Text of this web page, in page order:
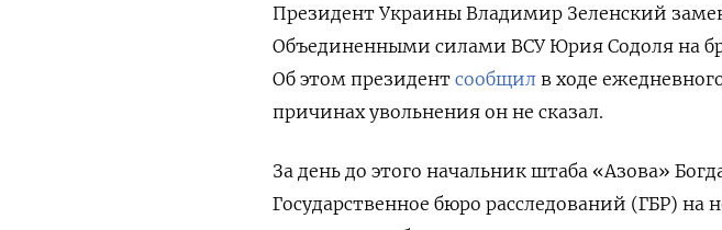
Президент Украины Владимир Зеленский
Объединенными силами ВСУ Юрия Содоля на
Об этом президент сообщил в ходе
причинах увольнения он не сказал.
За день до этого начальник штаба «Азова»
Государственное бюро расследований (ГБР) на